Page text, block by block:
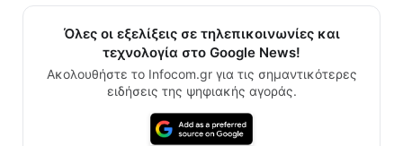
Όλες οι εξελίξεις σε τηλεπικοινωνίες και
τεχνολογία στο Google News!
Ακολουθήστε το Infocom.gr για τις σημαντικότερες
ειδήσεις της ψηφιακής αγοράς.